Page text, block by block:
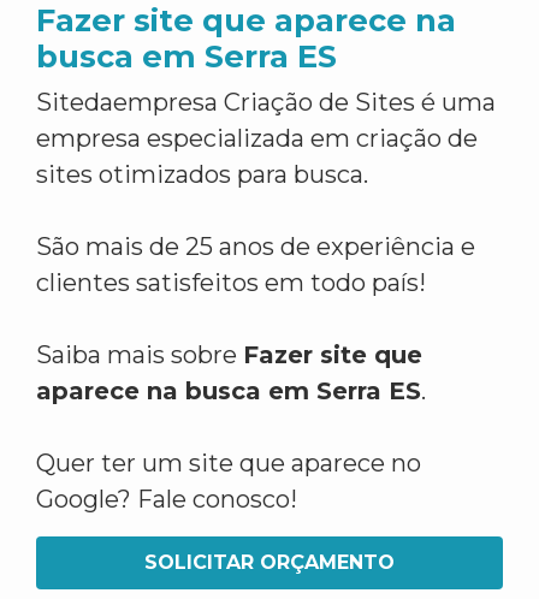
Fazer site que aparece na
busca em Serra ES
Sitedaempresa Criação de Sites é uma
empresa especializada em criação de
sites otimizados para busca.
São mais de 25 anos de experiência e
clientes satisfeitos em todo país!
Saiba mais sobre Fazer site que
aparece na busca em Serra ES.
Quer ter um site que aparece no
Google? Fale conosco!
SOLICITAR ORÇAMENTO